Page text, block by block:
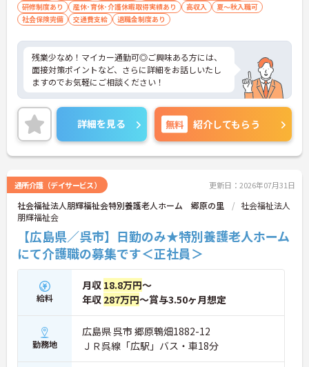
研修制度あり
産休･育休･介護休暇取得実績あり 高収入
夏～秋入職可
社会保険完備
交通費支給 退職金制度あり
残業少なめ！マイカー通勤可◎ご興味ある方には、
面接対策ポイントなど、さらに詳細をお話しいたし
ますのでお気軽にご相談ください！
詳細を見る 無料 紹介してもらう
通所介護（デイサービス） 更新日：2026年07月31日
社会福祉法人朋輝福祉会特別養護老人ホーム 郷原の里
社会福祉法人
朋輝福祉会
【広島県／呉市】日勤のみ★特別養護老人ホーム
にて介護職の募集です＜正社員＞
給料
月収 18.8万円～
年収 287万円～賞与3.50ヶ月想定
勤務地
広島県 呉市 郷原鵯畑1882-12
ＪＲ呉線「広駅」バス・車18分